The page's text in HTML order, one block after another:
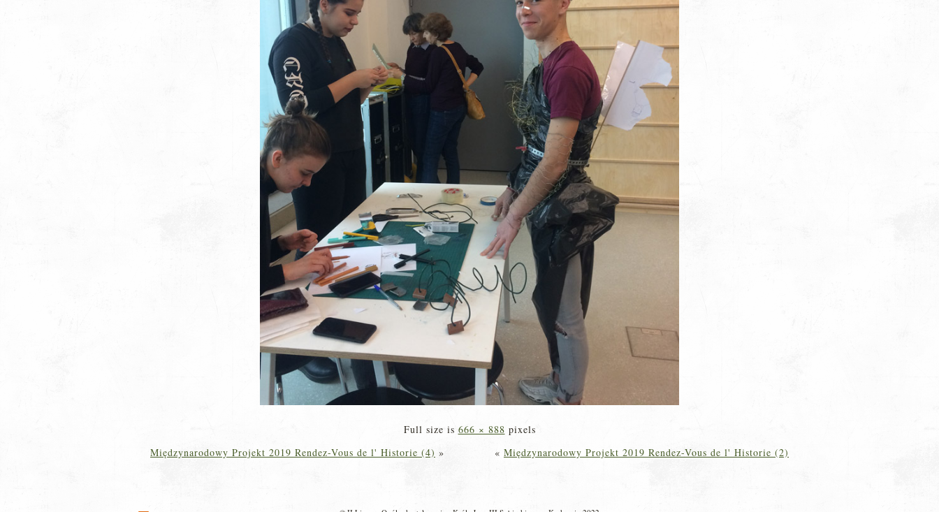
Full size is 666 × 888 pixels
Międzynarodowy Projekt 2019 Rendez-Vous de l' Historie (4) » « Międzynarodowy Projekt 2019 Rendez-Vous de l' Historie (2)